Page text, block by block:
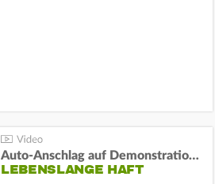
Auto-Anschlag auf Demonstration in München:
LEBENSLANGE HAFT